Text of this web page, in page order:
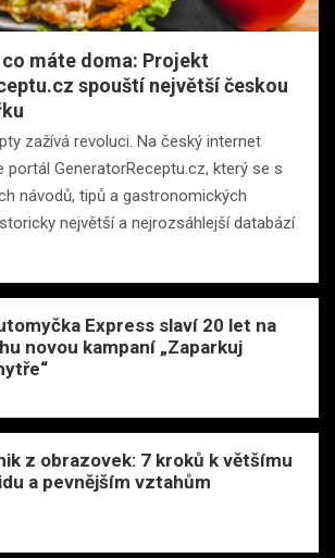
máte doma: Projekt
spouští největší českou
zažívá revoluci. Na český internet
portál GeneratorReceptu.cz, který se s
návodů, tipů a gastronomických
největší a nejrozsáhlejší databází
Express slaví 20 let na
novou kampaní „Zaparkuj
z obrazovek: 7 kroků k většímu
a pevnějším vztahům